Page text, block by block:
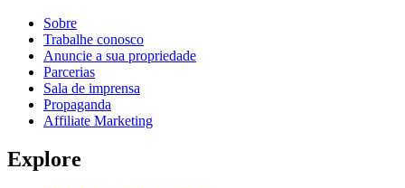
Sobre
Trabalhe conosco
Anuncie a sua propriedade
Parcerias
Sala de imprensa
Propaganda
Affiliate Marketing
Explore